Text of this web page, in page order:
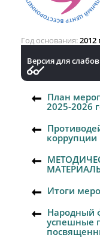
Год основания 2012
Версия для
План
2025-2026
коррупции
Итоги
Народный
успешные